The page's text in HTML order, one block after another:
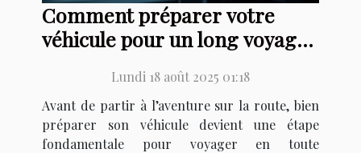
Comment préparer votre
véhicule pour un long voyage
Lundi 18 août 2025 01:18
Avant de partir à l’aventure sur la route, bien
préparer son véhicule devient une étape
fondamentale pour voyager en toute